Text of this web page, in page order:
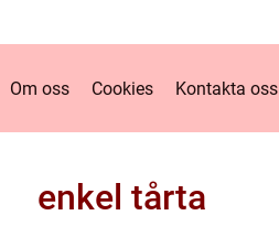
Om oss Cookies Kontakta oss
enkel tårta